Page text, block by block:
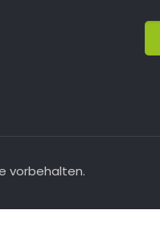
vorbehalten.